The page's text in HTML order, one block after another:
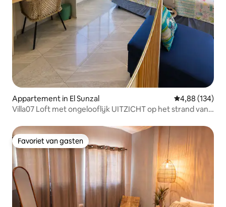
Appartement in El Sunzal Gemiddelde
4,88 (134)
Villa07 Loft met ongelooflijk UITZICHT op het strand van
Favoriet van gasten
Favoriet van gasten